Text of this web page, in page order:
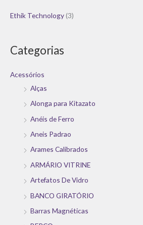
Ethik Technology (3)
Categorias
Acessórios
Alças
Alonga para Kitazato
Anéis de Ferro
Aneis Padrao
Arames Calibrados
ARMÁRIO VITRINE
Artefatos De Vidro
BANCO GIRATÓRIO
Barras Magnéticas